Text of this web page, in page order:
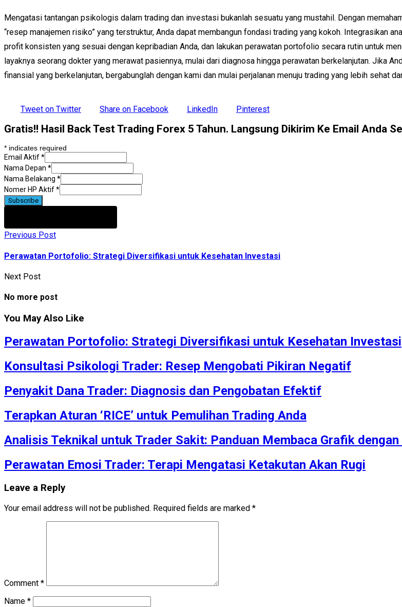
Mengatasi tantangan psikologis dalam trading dan investasi bukanlah sesuatu yang mustahil. Dengan
“resep manajemen risiko” yang terstruktur, Anda dapat membangun fondasi trading yang kokoh. Integrasikan
profit konsisten yang sesuai dengan kepribadian Anda, dan lakukan perawatan portofolio secara rutin untuk
layaknya seorang dokter yang merawat pasiennya, mulai dari diagnosa hingga perawatan berkelanjutan. Jika
finansial yang berkelanjutan, bergabunglah dengan kami dan mulai perjalanan menuju trading yang lebih sehat
Tweet on Twitter Share on Facebook LinkedIn Pinterest
Gratis!! Hasil Back Test Trading Forex 5 Tahun. Langsung Dikirim Ke Email Anda
* indicates required
Email Aktif*
Nama Depan *
Nama Belakang *
Nomer HP Aktif*
Previous Post
Perawatan Portofolio: Strategi Diversifikasi untuk Kesehatan Investasi
Next Post
No more post
You May Also Like
Perawatan Portofolio: Strategi Diversifikasi untuk Kesehatan Investasi
Konsultasi Psikologi Trader: Resep Mengobati Pikiran Negatif
Penyakit Dana Trader: Diagnosis dan Pengobatan Efektif
Terapkan Aturan ‘RICE’ untuk Pemulihan Trading Anda
Analisis Teknikal untuk Trader Sakit: Panduan Membaca Grafik dengan
Perawatan Emosi Trader: Terapi Mengatasi Ketakutan Akan Rugi
Leave a Reply
Your email address will not be published. Required fields are marked *
Comment *
Name *